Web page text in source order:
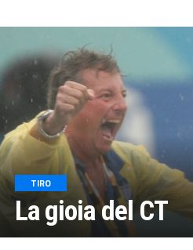
TIRO
La gioia del CT